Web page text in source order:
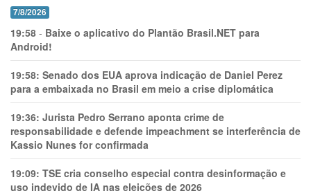
7/8/2026
19:58 - Baixe o aplicativo do Plantão Brasil.NET para
Android!
19:58: Senado dos EUA aprova indicação de Daniel Perez
para a embaixada no Brasil em meio a crise diplomática
19:36: Jurista Pedro Serrano aponta crime de
responsabilidade e defende impeachment se interferência de
Kassio Nunes for confirmada
19:09: TSE cria conselho especial contra desinformação e
uso indevido de IA nas eleições de 2026